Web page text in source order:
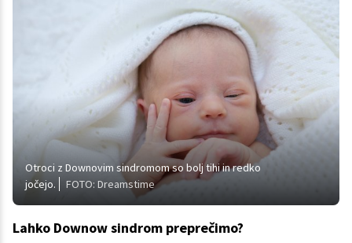
Otroci z Downovim sindromom so bolj tihi in redko
jočejo.
FOTO: Dreamstime
Lahko Downow sindrom preprečimo?